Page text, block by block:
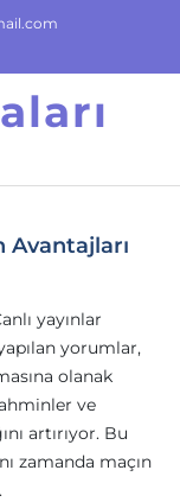
Avantajları
yayınlar
yorumlar,
olanak
ve
artırıyor. Bu
zamanda maçın